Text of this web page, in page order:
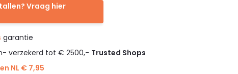
Vraag hier
garantie
verzekerd tot € 2500,- Trusted Shops
NL € 7,95